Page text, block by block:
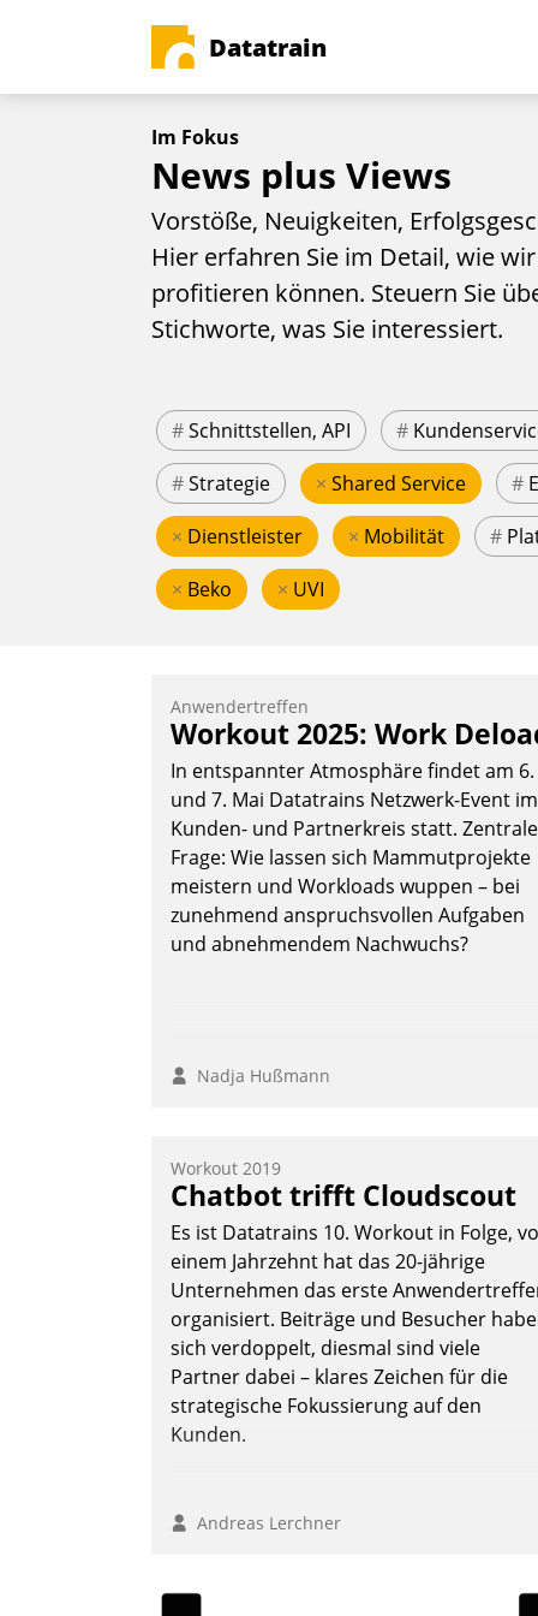
Datatrain
Im Fokus
News plus Views
Vorstöße, Neuigkeiten,
Hier erfahren Sie im Detail, wie
profitieren können. Steuern Sie
Stichworte, was Sie interessiert.
#Schnittstellen, API #
#Strategie × Shared Service #
× Dienstleister × Mobilität #
× Beko × UVI
Anwendertreffen
Workout 2025: Work
In entspannter Atmosphäre findet am 6.
und 7. Mai Datatrains Netzwerk-Event im
Kunden- und Partnerkreis statt. Zentrale
Frage: Wie lassen sich Mammutprojekte
meistern und Workloads wuppen – bei
zunehmend anspruchsvollen Aufgaben
und abnehmendem Nachwuchs?
Nadja Hußmann
Workout 2019
Chatbot trifft Cloudscout
Es ist Datatrains 10. Workout in Folge,
einem Jahrzehnt hat das 20-jährige
Unternehmen das erste
organisiert. Beiträge und Besucher
sich verdoppelt, diesmal sind viele
Partner dabei – klares Zeichen für die
strategische Fokussierung auf den
Kunden.
Andreas Lerchner